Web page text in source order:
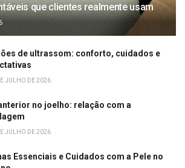
que clientes realmente usam
de ultrassom: conforto, cuidados e
JULHO DE 2026
no joelho: relação com a
JULHO DE 2026
Essenciais e Cuidados com a Pele no